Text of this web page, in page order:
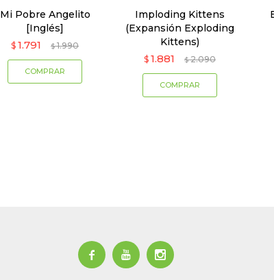
Mi Pobre Angelito
[Inglés]
$ 1.791 $ 1.990
Imploding Kittens
(Expansión Exploding
Kittens)
$ 1.881 $ 2.090
  